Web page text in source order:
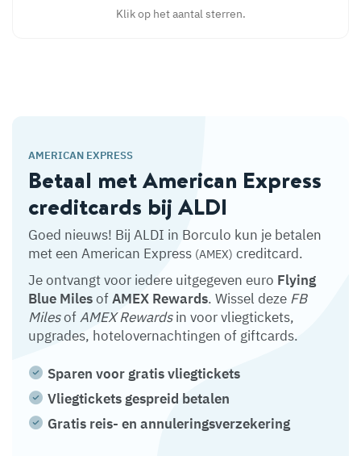
Klik op het aantal sterren.
AMERICAN EXPRESS
Betaal met American Express
creditcards bij ALDI
Goed nieuws! Bij ALDI in Borculo kun je betalen
met een American Express (AMEX) creditcard.
Je ontvangt voor iedere uitgegeven euro Flying
Blue MilesofAMEX Rewards. Wissel deze FB
MilesofAMEX Rewardsin voor vliegtickets,
upgrades, hotelovernachtingen of giftcards.
Sparen voor gratis vliegtickets
Vliegtickets gespreid betalen
Gratis reis- en annuleringsverzekering